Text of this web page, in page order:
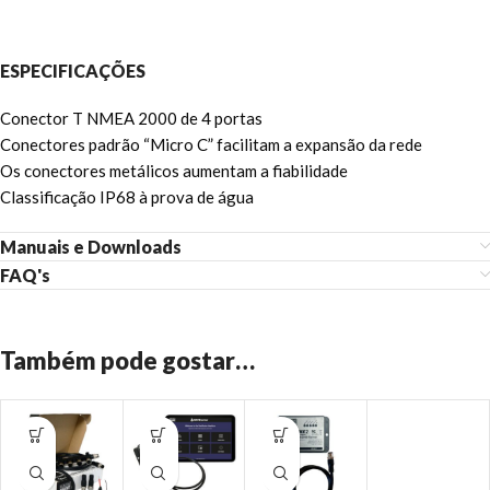
ESPECIFICAÇÕES
Conector T NMEA 2000 de 4 portas
Conectores padrão “Micro C” facilitam a expansão da rede
Os conectores metálicos aumentam a fiabilidade
Classificação IP68 à prova de água
Manuais e Downloads
FAQ's
Também pode gostar…